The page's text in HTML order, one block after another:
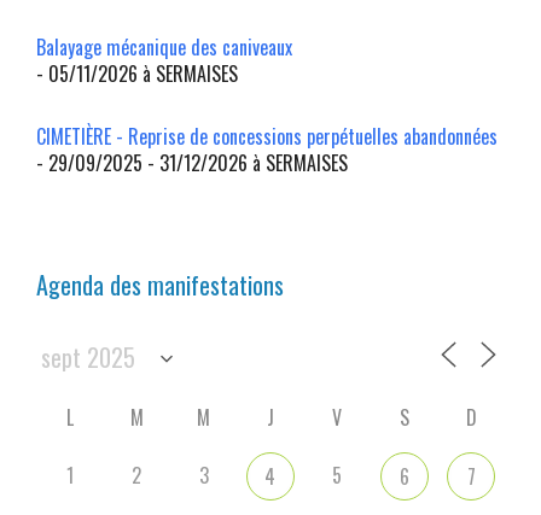
Balayage mécanique des caniveaux
- 05/11/2026 à SERMAISES
CIMETIÈRE - Reprise de concessions perpétuelles abandonnées
- 29/09/2025 - 31/12/2026 à SERMAISES
Agenda des manifestations
L M M J V S
D
1
2 3 4 5 6 7